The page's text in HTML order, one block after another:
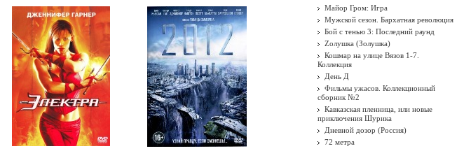
Майор Гром: Игра
Мужской сезон. Бархатная революция
Бой с тенью 3: Последний раунд
Zолушка (Золушка)
Кошмар на улице Вязов 1-7.
Коллекция
День Д
Фильмы ужасов. Коллекционный
сборник №2
Кавказская пленница, или новые
приключения Шурика
Дневной дозор (Россия)
72 метра